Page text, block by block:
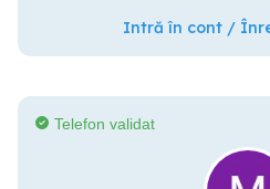
Intră în cont /
Telefon validat